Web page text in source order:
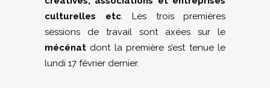
culturelles etc. Les trois premières
sessions de travail sont axées sur le
mécénat dont la première s’est tenue le
lundi 17 février dernier.